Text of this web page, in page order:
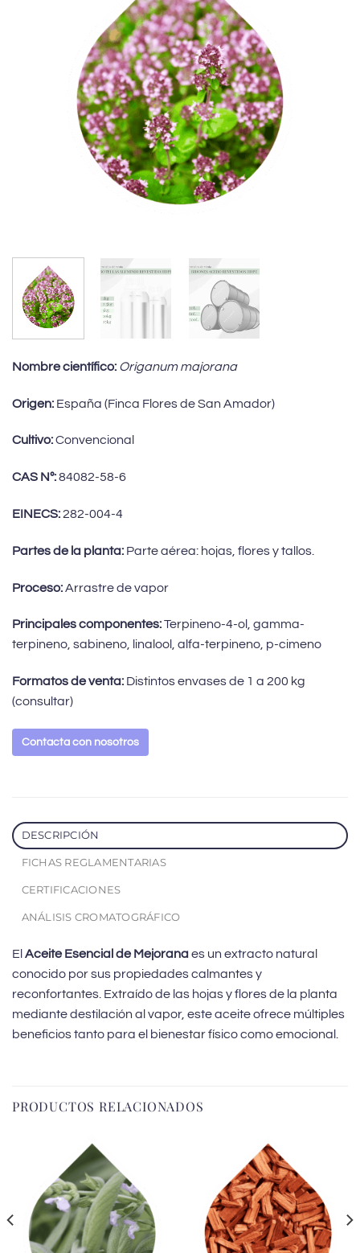
Nombre científico: Origanum majorana
Origen: España (Finca Flores de San Amador)
Cultivo:Convencional
CAS Nº:84082-58-6
EINECS:282-004-4
Partes de la planta: Parte aérea: hojas, flores y tallos.
Proceso:Arrastre de vapor
Principales componentes:Terpineno-4-ol, gamma-
terpineno, sabineno, linalool, alfa-terpineno, p-cimeno
Formatos de venta: Distintos envases de 1 a 200 kg
(consultar)
Contacta con nosotros
DESCRIPCIÓN
FICHAS REGLAMENTARIAS
CERTIFICACIONES
ANÁLISIS CROMATOGRÁFICO
El Aceite Esencial de Mejoranaes un extracto natural
conocido por sus propiedades calmantes y
reconfortantes. Extraído de las hojas y flores de la planta
mediante destilación al vapor, este aceite ofrece múltiples
beneficios tanto para el bienestar físico como emocional.
PRODUCTOS RELACIONADOS